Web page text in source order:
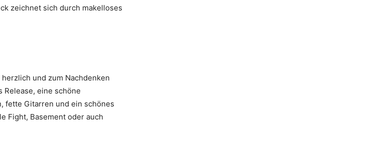
zeichnet sich durch makelloses
und zum Nachdenken
Release, eine schöne
fette Gitarren und ein schönes
Fight, Basement oder auch